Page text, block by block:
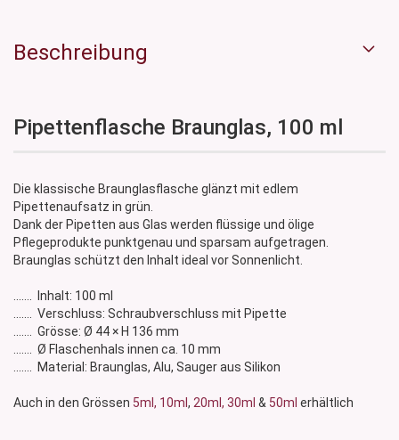
Beschreibung
Pipettenflasche Braunglas, 100 ml
Die klassische Braunglasflasche glänzt mit edlem
Pipettenaufsatz in grün.
Dank der Pipetten aus Glas werden flüssige und ölige
Pflegeprodukte punktgenau und sparsam aufgetragen.
Braunglas schützt den Inhalt ideal vor Sonnenlicht.
....... Inhalt: 100 ml
....... Verschluss: Schraubverschluss mit Pipette
....... Grösse: Ø 44 × H 136 mm
....... Ø Flaschenhals innen ca. 10 mm
....... Material: Braunglas, Alu, Sauger aus Silikon
Auch in den Grössen 5ml, 10ml , 20ml, 30ml & 50ml erhältlich